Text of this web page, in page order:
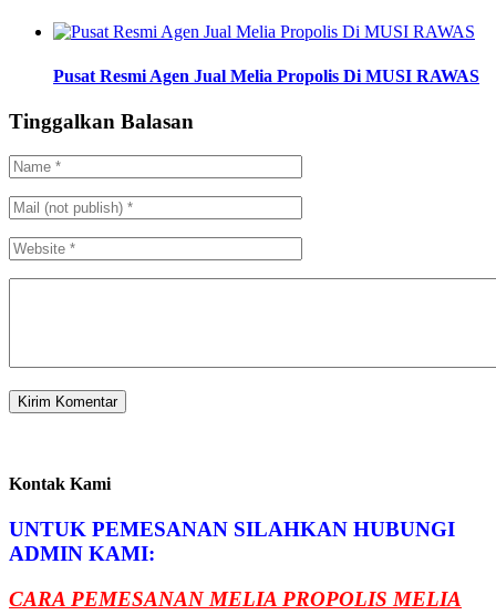
Pusat Resmi Agen Jual Melia Propolis Di MUSI RAWAS
Tinggalkan Balasan
Kontak Kami
UNTUK PEMESANAN SILAHKAN HUBUNGI
ADMIN KAMI:
CARA PEMESANAN MELIA PROPOLIS MELIA